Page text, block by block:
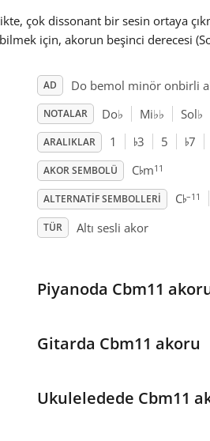
çok dissonant bir sesin ortaya
için, akorun beşinci derecesi
AD Do bemol minör onbirli
NOTALAR Do♭ Mi♭♭ Sol♭
ARALIKLAR 1 ♭3 5 ♭7
AKOR SEMBOLÜ C♭m11
ALTERNATIF SEMBOLLERI C♭–11
TÜR Altı sesli akor
Piyanoda Cbm11
Gitarda Cbm11 akoru
Ukuleledede Cbm11